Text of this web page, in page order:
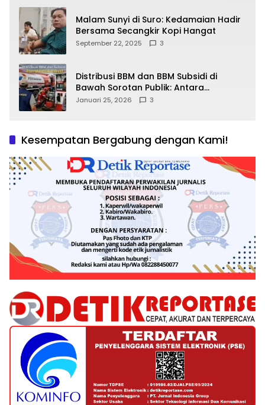
Malam Sunyi di Suro: Kedamaian Hadir
Bersama Secangkir Kopi Hangat
September 22, 2025 3
Distribusi BBM dan BBM Subsidi di
Bawah Sorotan Publik: Antara
Kepentingan Negara, Hak Konsumen,
Januari 25, 2026 3
Kesempatan Bergabung dengan Kami!